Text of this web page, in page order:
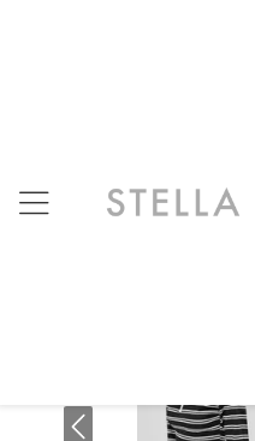
Long Dessus De
E Rayure À La
Long dessus de
fermeture éclair
douille de femmes